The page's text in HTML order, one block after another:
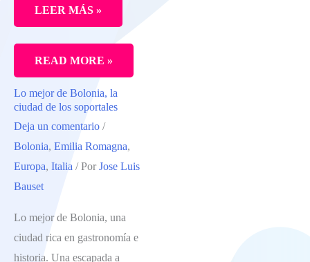
LEER MÁS »
UN
DÍA
EN
LA
CIUDAD
EL
MEJOR
READ MORE »
Lo mejor de Bolonia, la
ciudad de los soportales
Deja un comentario /
Bolonia, Emilia Romagna,
Europa, Italia / Por Jose Luis
Bauset
Lo mejor de Bolonia, una
ciudad rica en gastronomía e
historia. Una escapada a